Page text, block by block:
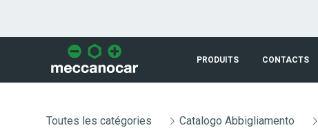
PRODUITS CONTACTS
Toutes les catégories Catalogo Abbigliamento